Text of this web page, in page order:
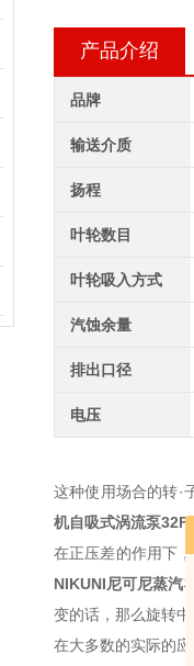
产品介绍
品牌
输送介质
扬程
叶轮数目
叶轮吸入方式
汽蚀余量
排出口径
电压
这种使用场合的转·
机自吸式涡流泵
在正压差的作用下
NIKUNI尼可尼蒸汽
变的话，那么旋转
在大多数的实际的